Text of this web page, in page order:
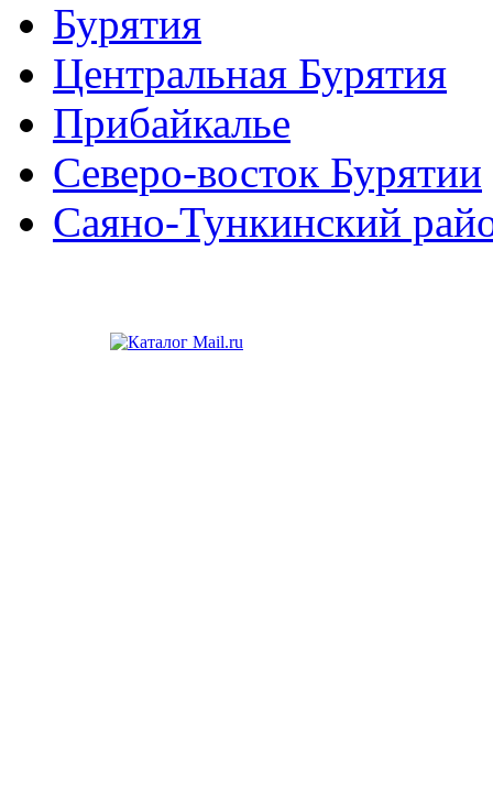
Бурятия
Центральная Бурятия
Прибайкалье
Северо-восток Бурятии
Саяно-Тункинский